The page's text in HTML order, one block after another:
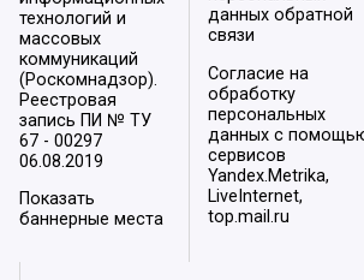
технологий и
массовых
коммуникаций
(Роскомнадзор).
Реестровая
запись ПИ № ТУ
67 - 00297
06.08.2019
Показать
баннерные места
данных обратной
связи
Согласие на
обработку
персональных
данных с
сервисов
Yandex.Metrika,
LiveInternet,
top.mail.ru